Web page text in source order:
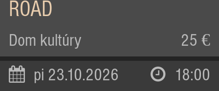
ROAD
Dom kultúry 25 €
pi 23.10.2026 18:00